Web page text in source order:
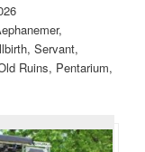
Servant,
Ruins, Pentarium,